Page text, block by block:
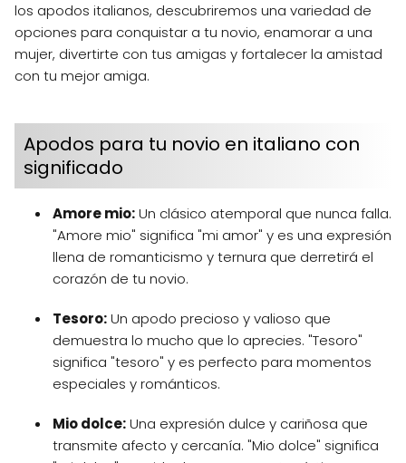
los apodos italianos, descubriremos una variedad de
opciones para conquistar a tu novio, enamorar a una
mujer, divertirte con tus amigas y fortalecer la amistad
con tu mejor amiga.
Apodos para tu novio en italiano con
significado
Amore mio:Un clásico atemporal que nunca falla.
"Amore mio" significa "mi amor" y es una expresión
llena de romanticismo y ternura que derretirá el
corazón de tu novio.
Tesoro:Un apodo precioso y valioso que
demuestra lo mucho que lo aprecies. "Tesoro"
significa "tesoro" y es perfecto para momentos
especiales y románticos.
Mio dolce:Una expresión dulce y cariñosa que
transmite afecto y cercanía. "Mio dolce" significa